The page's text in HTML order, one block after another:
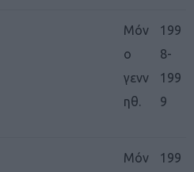
Μόν
ο
γενν
ηθ.
199
8-
199
9
Μόν
199